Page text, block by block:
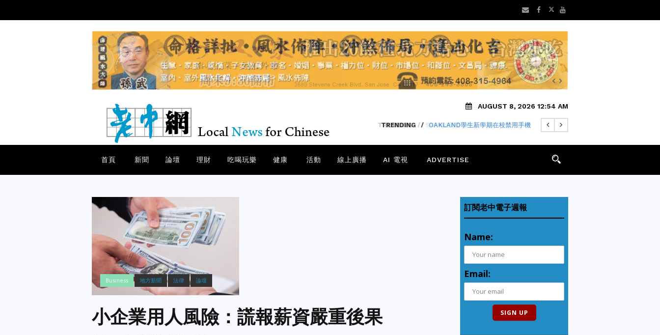
AUGUST 8, 2026 12:54 AM
TRENDING / SAFARI瀏覽器隱私中繼仍可能洩露IP
首頁 新聞 論壇 理財 吃喝玩樂 健康 活動 線上廣播 AI 電視 ADVERTISE
Business 地方新聞 法律 論壇
小企業用人風險：謊報薪資嚴重後果
訂閱老中電子週報
Name:
Email: